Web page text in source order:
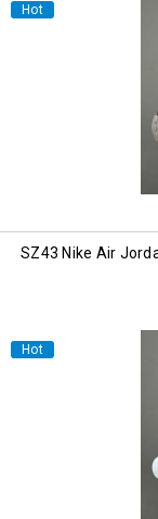
Hot
SZ43 Nike Air
Hot